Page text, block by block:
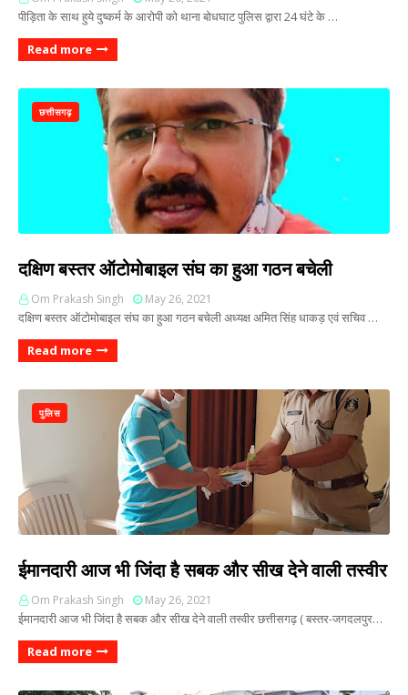
पीड़िता के साथ हुये दुष्कर्म के आरोपी को थाना बोधघाट पुलिस द्वारा 24 घंटे के …
Read more
छत्तीसगढ़
दक्षिण बस्तर ऑटोमोबाइल संघ का हुआ गठन बचेली
Om Prakash Singh May 26, 2021
दक्षिण बस्तर ऑटोमोबाइल संघ का हुआ गठन बचेली अध्यक्ष अमित सिंह धाकड़ एवं सचिव …
Read more
पुलिस
ईमानदारी आज भी जिंदा है सबक और सीख देने वाली तस्वीर
Om Prakash Singh May 26, 2021
ईमानदारी आज भी जिंदा है सबक और सीख देने वाली तस्वीर छत्तीसगढ़ ( बस्तर-जगदलपुर…
Read more